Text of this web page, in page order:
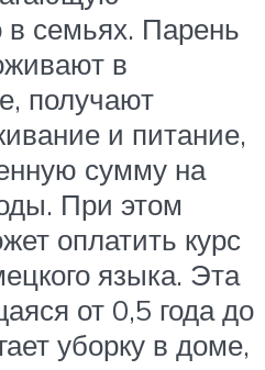
в семьях. Парень
в
получают
и питание,
сумму на
При этом
оплатить курс
языка. Эта
от 0,5 года до
уборку в доме,